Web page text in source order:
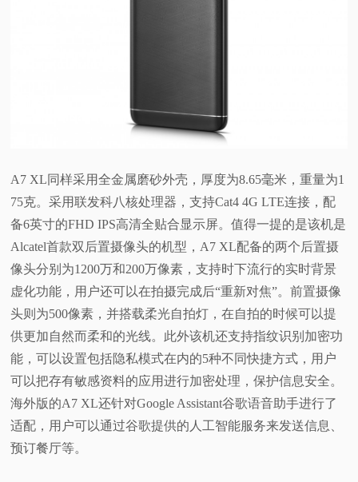
A7 XL同样采用全金属磨砂外壳，厚度为8.65毫米，重量为1
75克。采用联发科八核处理器，支持Cat4 4G LTE连接，配
备6英寸的FHD IPS高清全贴合显示屏。值得一提的是该机是
Alcatel首款双后置摄像头的机型，A7 XL配备的两个后置摄
像头分别为1200万和200万像素，支持时下流行的实时背景
虚化功能，用户还可以在拍摄完成后“重新对焦”。前置摄像
头则为500像素，并搭载柔光自拍灯，在自拍的时候可以提
供更加自然而柔和的光线。 此外该机还支持指纹识别加密功
能，可以设置包括隐私模式在内的5种不同快捷方式，用户
可以把存有敏感资料的应用进行加密处理，保护信息安全。
海外版的A7 XL还针对Google Assistant谷歌语音助手进行了
适配，用户可以通过谷歌提供的人工智能服务来发送信息、
预订餐厅等。